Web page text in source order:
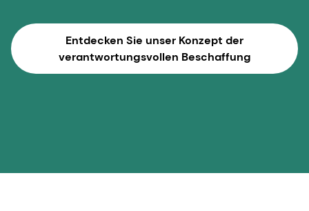
Entdecken Sie unser Konzept der
verantwortungsvollen Beschaffung